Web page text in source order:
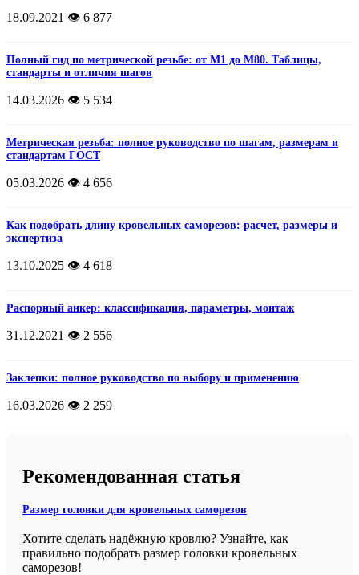
18.09.2021 👁️ 6 877
Полный гид по метрической резьбе: от М1 до М80. Таблицы,
стандарты и отличия шагов
14.03.2026 👁️ 5 534
Метрическая резьба: полное руководство по шагам, размерам и
стандартам ГОСТ
05.03.2026 👁️ 4 656
Как подобрать длину кровельных саморезов: расчет, размеры и
экспертиза
13.10.2025 👁️ 4 618
Распорный анкер: классификация, параметры, монтаж
31.12.2021 👁️ 2 556
Заклепки: полное руководство по выбору и применению
16.03.2026 👁️ 2 259
Рекомендованная статья
Размер головки для кровельных саморезов
Хотите сделать надёжную кровлю? Узнайте, как
правильно подобрать размер головки кровельных
саморезов!